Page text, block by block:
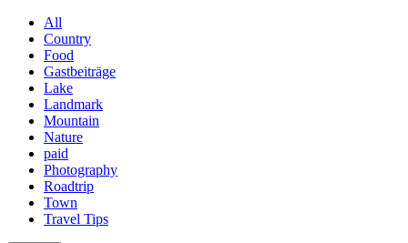
All
Country
Food
Gastbeiträge
Lake
Landmark
Mountain
Nature
paid
Photography
Roadtrip
Town
Travel Tips